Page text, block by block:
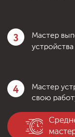
3
Мастер
устройства
4
Мастер
свою